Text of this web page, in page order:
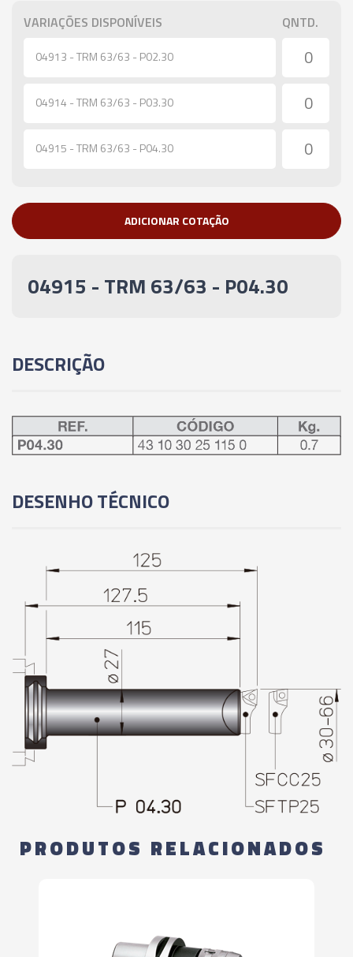
VARIAÇÕES DISPONÍVEIS QNTD.
04913 - TRM 63/63 - P02.30
04914 - TRM 63/63 - P03.30
04915 - TRM 63/63 - P04.30
ADICIONAR COTAÇÃO
04915 - TRM 63/63 - P04.30
DESCRIÇÃO
DESENHO TÉCNICO
PRODUTOS RELACIONADOS